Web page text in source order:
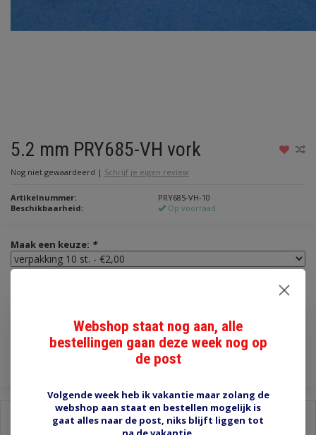
5.2 mm PRY685-VH vork
Nog niet gewaardeerd | Schrijf je eigen review
Artikelnummer:
PRY685-VH-10
Beschikbaarheid:
Op voorraad
Maak een keuze: *
€2,00
Toevoegen aan winkelwagen
Webshop staat nog aan, alle
bestellingen gaan deze week nog op
de post
Volgende week heb ik vakantie maar zolang de
webshop aan staat en bestellen mogelijk is
gaat alles naar de post, niks blijft liggen tot